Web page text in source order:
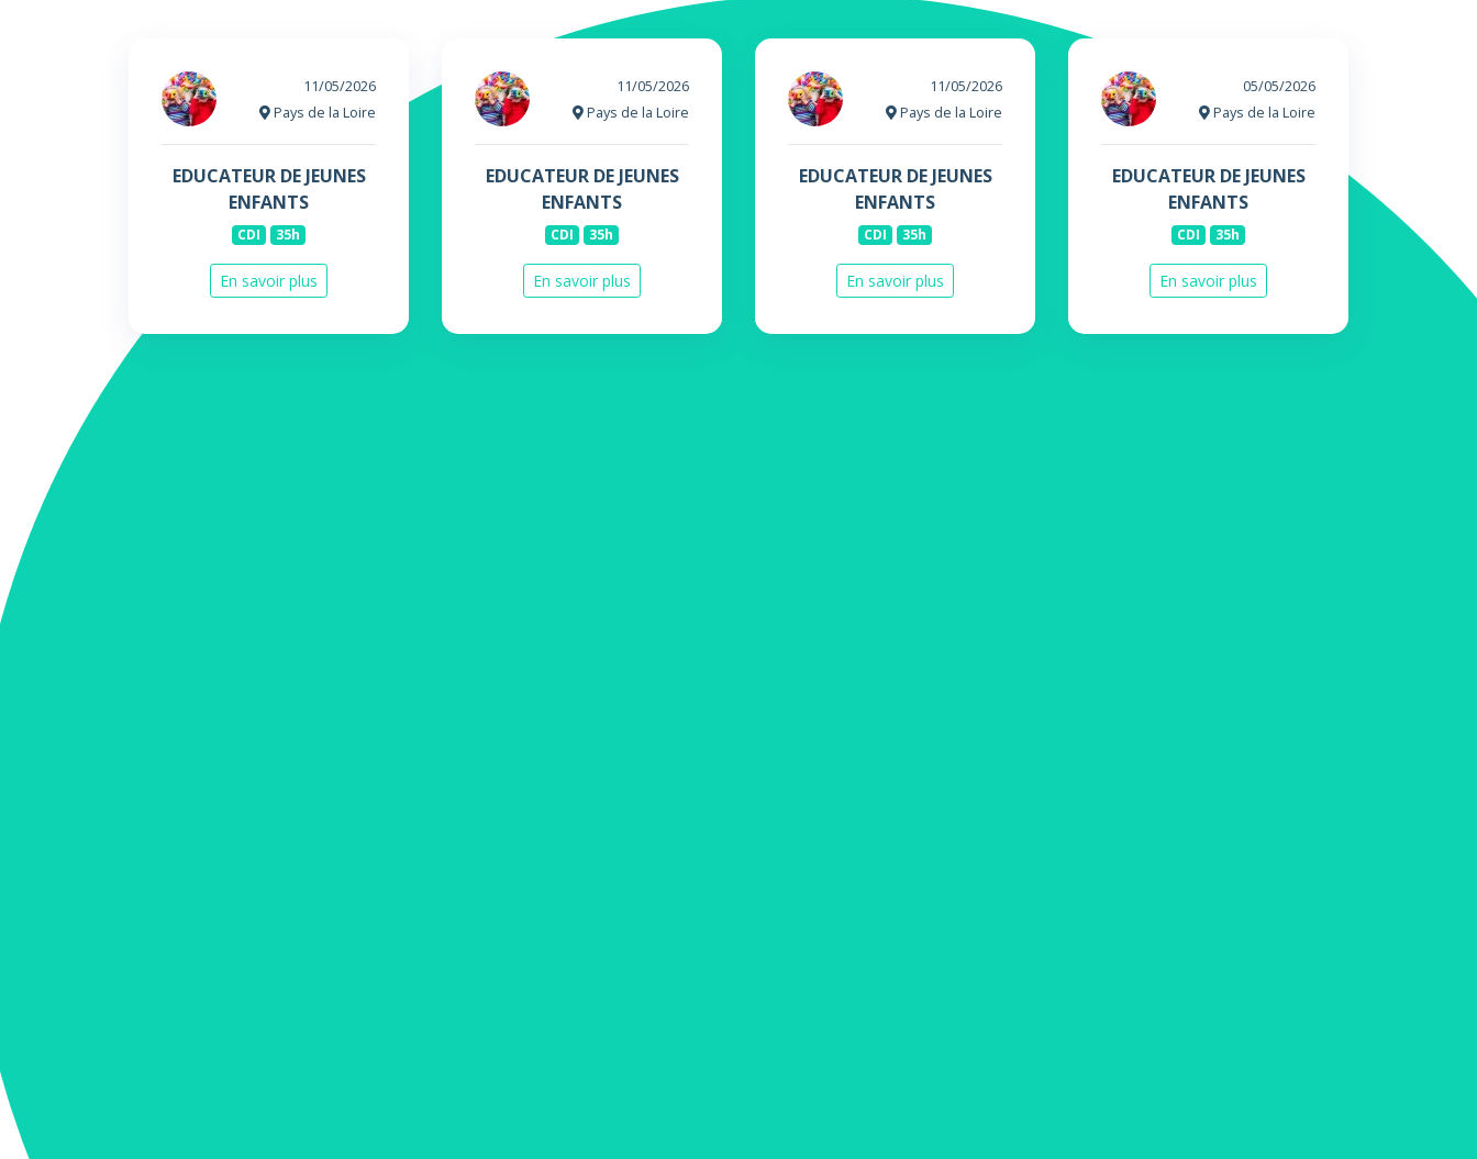
11/05/2026
Pays de la Loire
EDUCATEUR DE JEUNES
ENFANTS
CDI 35h
En savoir plus
11/05/2026
Pays de la Loire
EDUCATEUR DE JEUNES
ENFANTS
CDI 35h
En savoir plus
11/05/2026
Pays de la Loire
EDUCATEUR DE JEUNES
ENFANTS
CDI 35h
En savoir plus
05/05/2026
Pays de la Loire
EDUCATEUR DE JEUNES
ENFANTS
CDI 35h
En savoir plus